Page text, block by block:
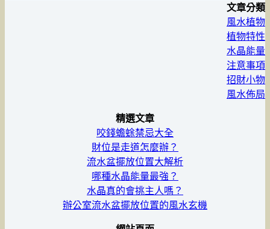
文章分類
風水植物
植物特性
水晶能量
注意事項
招財小物
風水佈局
精選文章
咬錢蟾蜍禁忌大全
財位是走道怎麼辦？
流水盆擺放位置大解析
哪種水晶能量最強？
水晶真的會挑主人嗎？
辦公室流水盆擺放位置的風水玄機